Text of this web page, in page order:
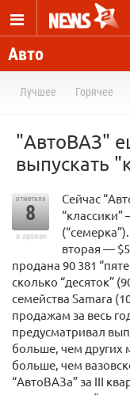
Авто
Лучшее Горячее
"АвтоВАЗ"
выпускать
отметили
8
в архиве
Сейчас
“классики”
вторая —
продана 90 381
сколько “десяток”
семейства Samara
продажам за весь
предусматривал
больше, чем других
больше, чем
“АвтоВАЗа” за III